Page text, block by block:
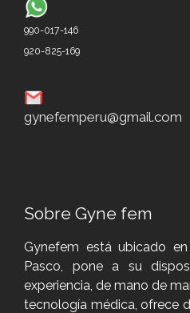
990-017-146
920-825-169
gynefemperu@gmail.com
Sobre Gyne fem
Gynefem está ubicado
Pasco, pone a su
experiencia, de mano de
tecnología médica, ofrece